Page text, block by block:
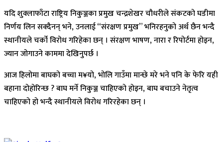
यदि शुक्लाफाँटा राष्ट्रिय निकुञ्जका प्रमुख चन्द्रशेखर चौधरीले संकटको घडीमा
निर्णय लिन सक्दैनन् भने, उनलाई “संरक्षण प्रमुख” भनिरहनुको अर्थ छैन भन्दै
स्थानीयले चर्को विरोध गरिहेका छन् । संरक्षण भाषण, नारा र रिपोर्टमा होइन,
ज्यान जोगाउने काममा देखिनुपर्छ ।
आज हिलोमा बाघको बच्चा म¥यो, भोलि गाउँमा मान्छे मरे भने पनि के फेरि यही
बहाना दोहोरिन्छ ? बाघ मर्ने निकुञ्ज चाहिएको होइन, बाघ बचाउने नेतृत्व
चाहिएको हो भन्दै स्थानीयले विरोध गरिरहेका छन् ।